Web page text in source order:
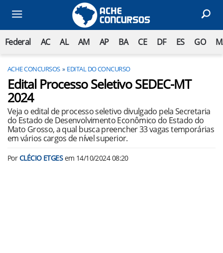
Federal AC AL AM AP BA CE DF ES GO
ACHE CONCURSOS EDITAL DO CONCURSO
Edital Processo Seletivo SEDEC-MT
2024
Veja o edital de processo seletivo divulgado pela Secretaria
do Estado de Desenvolvimento Econômico do Estado do
Mato Grosso, a qual busca preencher 33 vagas temporárias
em vários cargos de nível superior.
PorCLÉCIO ETGESem 14/10/2024 08:20